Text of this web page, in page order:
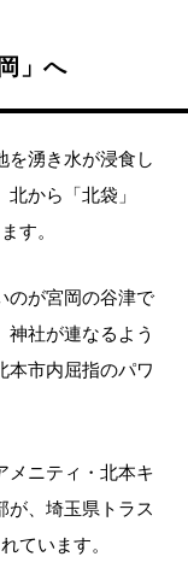
」へ
を湧き水が浸食し
から「北袋」
す。
のが宮岡の谷津で
神社が連なるよう
本市内屈指のパワ
メニティ・北本キ
が、埼玉県トラス
ています。